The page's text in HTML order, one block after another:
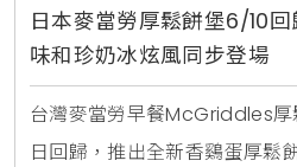
日本麥當勞厚鬆餅堡6/10
味和珍奶冰炫風同步登場
台灣麥當勞早餐McGriddles
日回歸，推出全新香鷄蛋厚鬆